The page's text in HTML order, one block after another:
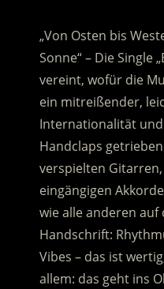
„Von Osten bis
Sonne“ – Die Single
vereint, wofür die
ein mitreißender,
Internationalität
Handclaps
verspielten
eingängigen
wie alle anderen auf
Handschrift:
Vibes – das ist
allem: das geht ins